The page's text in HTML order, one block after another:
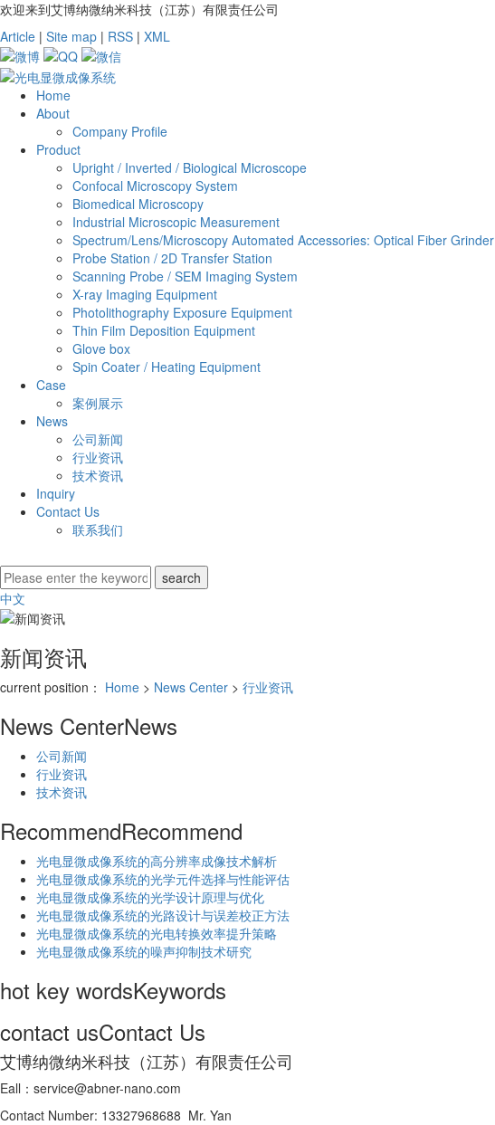
欢迎来到艾博纳微纳米科技（江苏）有限责任公司
Article | Site map | RSS | XML
Home
About
Company Profile
Product
Upright / Inverted / Biological Microscope
Confocal Microscopy System
Biomedical Microscopy
Industrial Microscopic Measurement
Spectrum/Lens/Microscopy Automated Accessories: Optical Fiber Grinder
Probe Station / 2D Transfer Station
Scanning Probe / SEM Imaging System
X-ray Imaging Equipment
Photolithography Exposure Equipment
Thin Film Deposition Equipment
Glove box
Spin Coater / Heating Equipment
Case
案例展示
News
公司新闻
行业资讯
技术资讯
Inquiry
Contact Us
联系我们
中文
新闻资讯
current position： Home > News Center > 行业资讯
News CenterNews
公司新闻
行业资讯
技术资讯
RecommendRecommend
光电显微成像系统的高分辨率成像技术解析
​光电显微成像系统的光学元件选择与性能评估
光电显微成像系统的光学设计原理与优化
光电显微成像系统的光路设计与误差校正方法
光电显微成像系统的光电转换效率提升策略
光电显微成像系统的噪声抑制技术研究
hot key wordsKeywords
contact usContact Us
艾博纳微纳米科技（江苏）有限责任公司
Eall：service@abner-nano.com
Contact Number: 13327968688 Mr. Yan